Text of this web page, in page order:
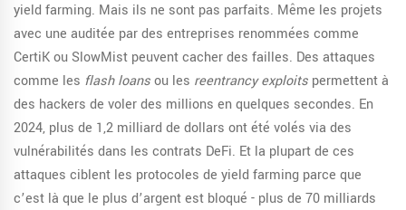
yield farming. Mais ils ne sont pas parfaits. Même les projets
avec une auditée par des entreprises renommées comme
CertiK ou SlowMist peuvent cacher des failles. Des attaques
comme les flash loansou les reentrancy exploits permettent à
des hackers de voler des millions en quelques secondes. En
2024, plus de 1,2 milliard de dollars ont été volés via des
vulnérabilités dans les contrats DeFi. Et la plupart de ces
attaques ciblent les protocoles de yield farming parce que
c’est là que le plus d’argent est bloqué - plus de 70 milliards